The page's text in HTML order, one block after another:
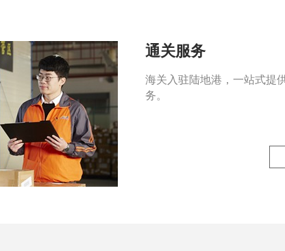
通关服务
海关入驻陆地港，一站式提
务。